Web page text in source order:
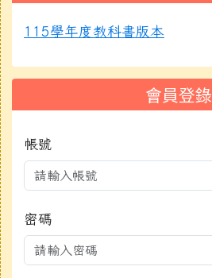
115學年度教科書版本
會員登錄
帳號
密碼